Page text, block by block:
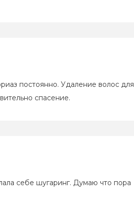
постоянно. Удаление волос для
спасение.
себе шугаринг. Думаю что пора